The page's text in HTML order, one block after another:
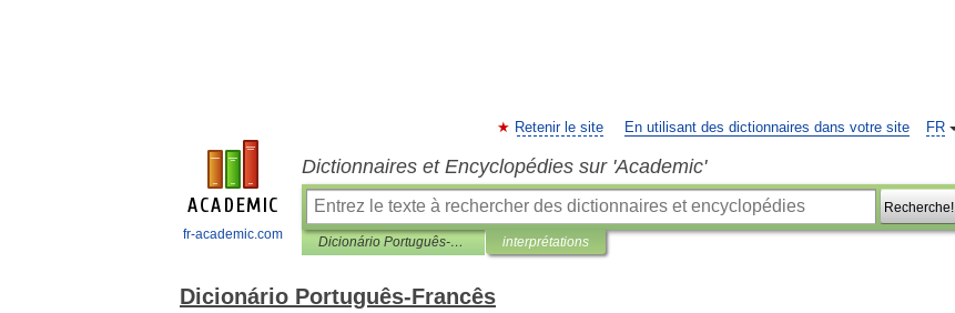
fr-academic.com
FR
Retenir le site En utilisant des dictionnaires dans votre site
Dictionnaires et Encyclopédies sur 'Academic'
Recherche!
Dicionário Português-Francês interprétations
Dicionário Português-Francês